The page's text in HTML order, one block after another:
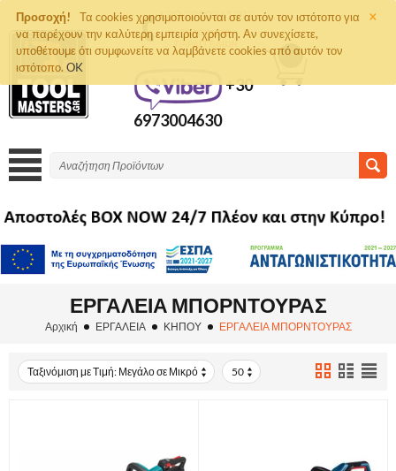
×
Προσοχή!
Τα cookies χρησιμοποιούνται σε αυτόν τον ιστότοπο για
να παρέχουν την καλύτερη εμπειρία χρήστη. Αν συνεχίσετε,
υποθέτουμε ότι συμφωνείτε να λαμβάνετε cookies από αυτόν τον
ιστότοπο. OK
+30 2810261292
ΤΗΛΈΦΩΝΟ
ΠΑΡΑΓΓΕΛΙΏΝ
+30
6973004630
0
ΕΡΓΑΛΕΙΑ ΜΠΟΡΝΤΟΥΡΑΣ
Αρχική ΕΡΓΑΛΕΙΑ ΚΗΠΟΥ ΕΡΓΑΛΕΙΑ ΜΠΟΡΝΤΟΥΡΑΣ
Ταξινόμιση με Τιμή: Μεγάλο σε Μικρό 50